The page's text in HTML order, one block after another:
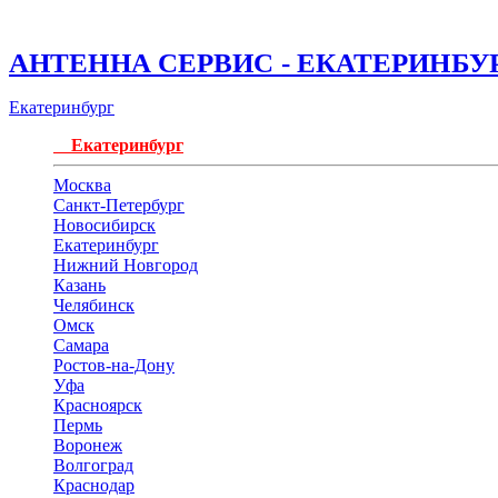
АНТЕННА СЕРВИС -
Екатеринбург
Екатеринбург
Москва
Санкт-Петербург
Новосибирск
Екатеринбург
Нижний Новгород
Казань
Челябинск
Омск
Самара
Ростов-на-Дону
Уфа
Красноярск
Пермь
Воронеж
Волгоград
Краснодар